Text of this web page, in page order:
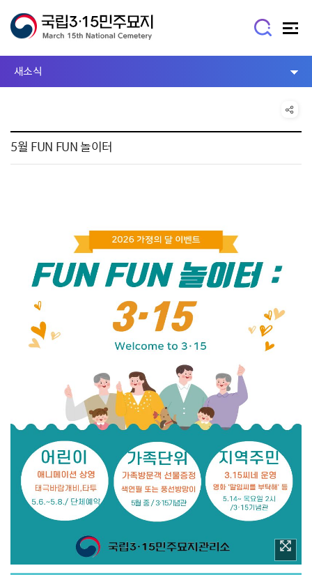
새소식
5월 FUN FUN 놀이터